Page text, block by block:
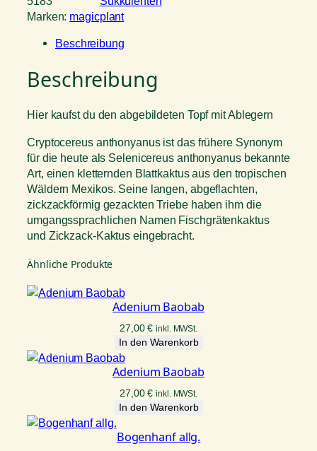
Marken: magicplant
Beschreibung
Beschreibung
Hier kaufst du den abgebildeten Topf mit Ablegern
Cryptocereus anthonyanus ist das frühere Synonym
für die heute als Selenicereus anthonyanus bekannte
Art, einen kletternden Blattkaktus aus den tropischen
Wäldern Mexikos. Seine langen, abgeflachten,
zickzackförmig gezackten Triebe haben ihm die
umgangssprachlichen Namen Fischgrätenkaktus
und Zickzack-Kaktus eingebracht.
Ähnliche Produkte
Adenium Baobab
27,00€ inkl. MWSt.
In den Warenkorb
Adenium Baobab
27,00€ inkl. MWSt.
In den Warenkorb
Bogenhanf allg.